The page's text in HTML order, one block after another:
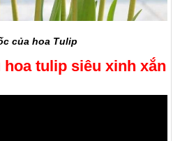
của hoa Tulip
tulip siêu xinh xắn